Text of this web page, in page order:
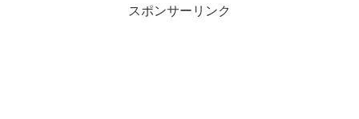
スポンサーリンク